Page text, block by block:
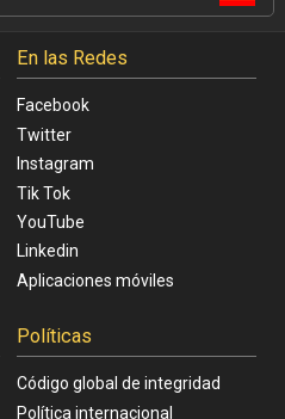
En las Redes
Facebook
Twitter
Instagram
Tik Tok
YouTube
Linkedin
Aplicaciones móviles
Políticas
Código global de integridad
Política internacional